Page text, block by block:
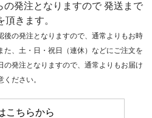
の発注となりますので 発送まで
きます。
の発注となりますので、通常よりもお時
、土・日・祝日（連休）などにご注文を
の発注となりますので、通常よりもお届け
ださい。
こちらから